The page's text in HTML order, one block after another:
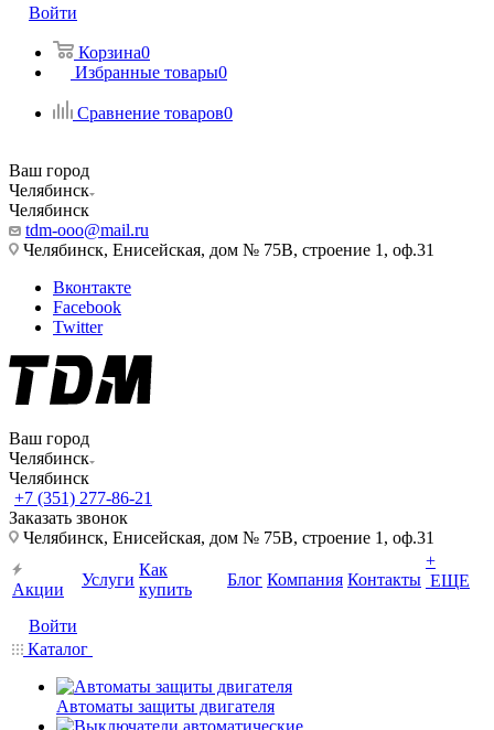
Войти
Корзина0
Избранные товары0
Сравнение товаров0
Ваш город
Челябинск
Челябинск
tdm-ooo@mail.ru
Челябинск, Енисейская, дом № 75В, строение 1, оф.31
Вконтакте
Facebook
Twitter
Ваш город
Челябинск
Челябинск
+7 (351) 277-86-21
Заказать звонок
Челябинск, Енисейская, дом № 75В, строение 1, оф.31
Акции
Услуги
Как
купить
Блог Компания Контакты
+
ЕЩЕ
Войти
Каталог
Автоматы защиты двигателя